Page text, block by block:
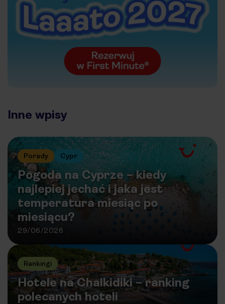
Inne wpisy
Porady Cypr
Pogoda na Cyprze – kiedy
najlepiej jechać i jaka jest
temperatura miesiąc po
miesiącu?
29/06/2026
Rankingi
Hotele na Chalkidiki – ranking
polecanych hoteli